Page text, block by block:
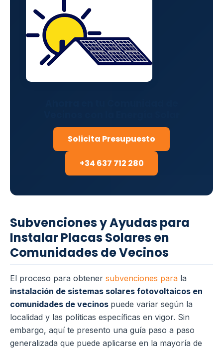
Solicita Presupuesto
+34 637 712 280
Subvenciones y Ayudas para
Instalar Placas Solares en
Comunidades de Vecinos
El proceso para obtener subvenciones para la
instalación de sistemas solares fotovoltaicos en
comunidades de vecinos puede variar según la
localidad y las políticas específicas en vigor. Sin
embargo, aquí te presento una guía paso a paso
generalizada que puede aplicarse en la mayoría de